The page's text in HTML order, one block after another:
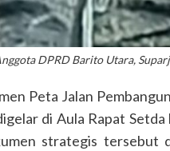
DPRD Barito Utara,
Peta Jalan
di Aula Rapat
strategis tersebut